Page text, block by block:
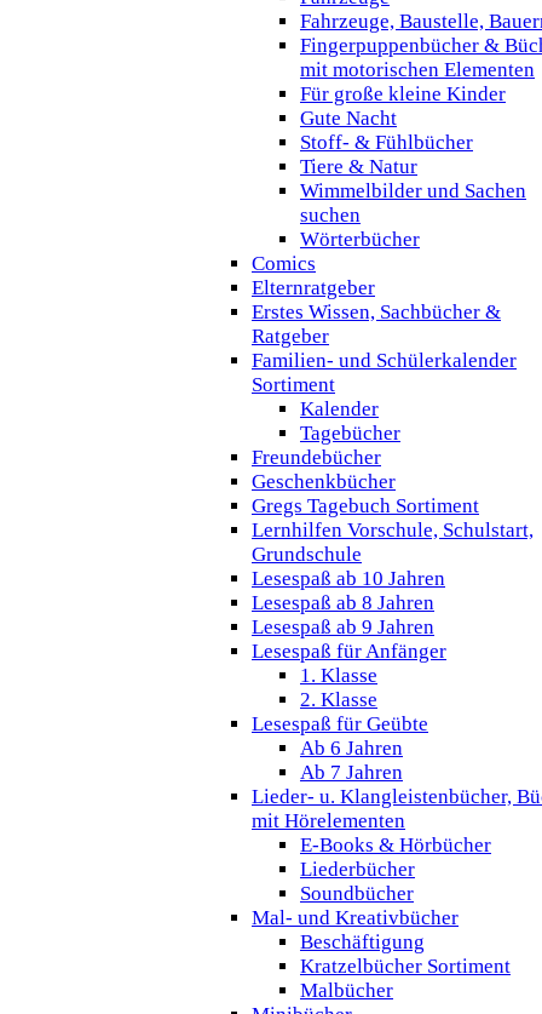
Fahrzeuge, Baustelle,
Fingerpuppenbücher &
mit motorischen Elementen
Für große kleine Kinder
Gute Nacht
Stoff- & Fühlbücher
Tiere & Natur
Wimmelbilder und Sachen
suchen
Wörterbücher
Comics
Elternratgeber
Erstes Wissen, Sachbücher &
Ratgeber
Familien- und Schülerkalender
Sortiment
Kalender
Tagebücher
Freundebücher
Geschenkbücher
Gregs Tagebuch Sortiment
Lernhilfen Vorschule, Schulstart,
Grundschule
Lesespaß ab 10 Jahren
Lesespaß ab 8 Jahren
Lesespaß ab 9 Jahren
Lesespaß für Anfänger
1. Klasse
2. Klasse
Lesespaß für Geübte
Ab 6 Jahren
Ab 7 Jahren
Lieder- u. Klangleistenbücher,
mit Hörelementen
E-Books & Hörbücher
Liederbücher
Soundbücher
Mal- und Kreativbücher
Beschäftigung
Kratzelbücher Sortiment
Malbücher